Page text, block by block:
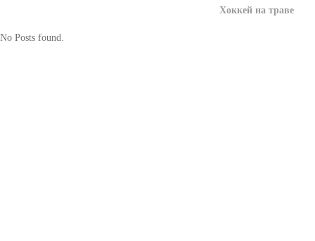
Хоккей на траве
No Posts found.